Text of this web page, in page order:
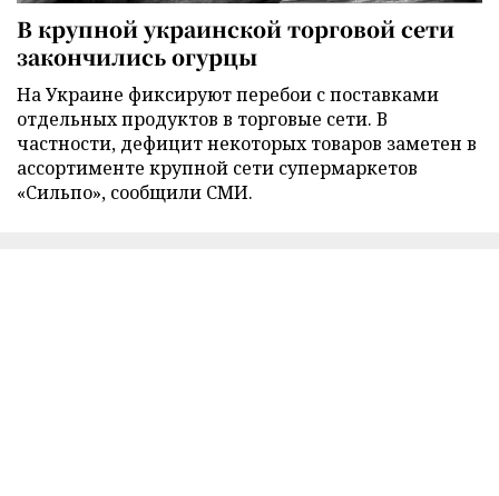
В крупной украинской торговой сети
закончились огурцы
На Украине фиксируют перебои с поставками
отдельных продуктов в торговые сети. В
частности, дефицит некоторых товаров заметен в
ассортименте крупной сети супермаркетов
«Сильпо», сообщили СМИ.